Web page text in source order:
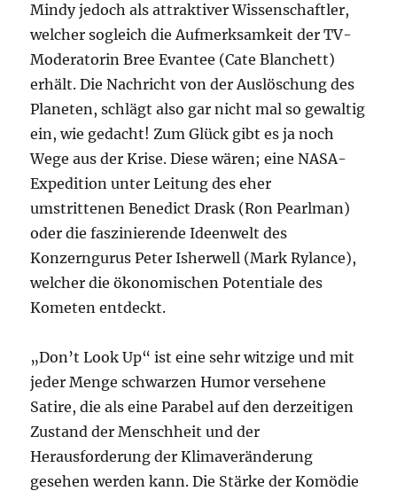
Mindy jedoch als attraktiver Wissenschaftler,
welcher sogleich die Aufmerksamkeit der TV-
Moderatorin Bree Evantee (Cate Blanchett)
erhält. Die Nachricht von der Auslöschung des
Planeten, schlägt also gar nicht mal so gewaltig
ein, wie gedacht! Zum Glück gibt es ja noch
Wege aus der Krise. Diese wären; eine NASA-
Expedition unter Leitung des eher
umstrittenen Benedict Drask (Ron Pearlman)
oder die faszinierende Ideenwelt des
Konzerngurus Peter Isherwell (Mark Rylance),
welcher die ökonomischen Potentiale des
Kometen entdeckt.
„Don’t Look Up“ ist eine sehr witzige und mit
jeder Menge schwarzen Humor versehene
Satire, die als eine Parabel auf den derzeitigen
Zustand der Menschheit und der
Herausforderung der Klimaveränderung
gesehen werden kann. Die Stärke der Komödie